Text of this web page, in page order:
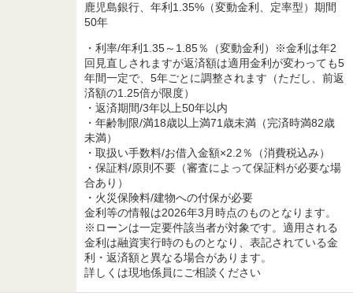
鹿児島銀行、年利1.35%（変動金利、定率型）期間
50年
・利率/年利1.35～1.85％（変動金利）※金利は年2
回見直しされますが返済額は適用金利が変わっても5
年間一定で、5年ごとに調整されます（ただし、前返
済額の1.25倍が限度）
・返済期間/3年以上50年以内
・年齢制限/満18歳以上満71歳未満（完済時満82歳
未満）
・取扱い手数料/お借入金額×2.2％（消費税込み）
・保証料/原則不要（審査によって保証料が必要な場
合あり）
・火災保険料/建物への付保が必要
金利等の情報は2026年3月時点のものとなります。
※ローンは一定要件該当者が対象です。適用される
金利は融資実行時のものとなり、表記されている金
利・返済額と異なる場合があります。
詳しくは現地係員にご相談ください